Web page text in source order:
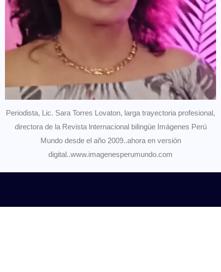
Periodista, Lic. Sara Torres Lovaton, larga trayectoria profesional,
directora de la Revista lnternacional bilingüe Imágenes Perú
Mundo desde el año 2009..ahora en versión
digital..www.imagenesperumundo.com